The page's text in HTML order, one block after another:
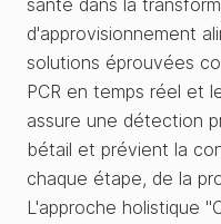
santé dans la
d'approvisionnement
solutions éprouvées
PCR en temps réel et
assure une détection
bétail et prévient la
chaque étape, de la
L'approche holistique